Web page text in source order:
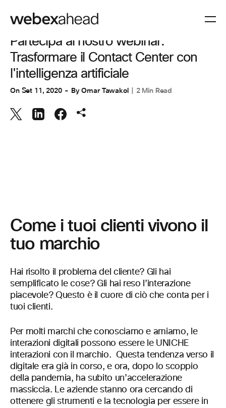
COLLABORAZIONE,ESPERIENZA CLIENTI
Partecipa al nostro webinar:
Trasformare il Contact Center con
l'intelligenza artificiale
On Set 11, 2020 ByOmar Tawakol 2 Min Read
Come i tuoi clienti vivono il
tuo marchio
Hai risolto il problema del cliente? Gli hai
semplificato le cose? Gli hai reso l’interazione
piacevole? Questo è il cuore di ciò che conta per i
tuoi clienti.
Per molti marchi che conosciamo e amiamo, le
interazioni digitali possono essere le UNICHE
interazioni con il marchio. Questa tendenza verso il
digitale era già in corso, e ora, dopo lo scoppio
della pandemia, ha subito un’accelerazione
massiccia. Le aziende stanno ora cercando di
ottenere gli strumenti e la tecnologia per essere in